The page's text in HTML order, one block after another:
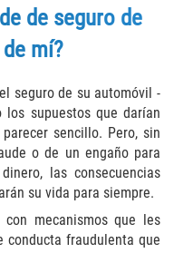
de seguro de
mí?
seguro de su automóvil -
los supuestos que darían
sencillo. Pero, sin
o de un engaño para
las consecuencias
su vida para siempre.
mecanismos que les
fraudulenta que